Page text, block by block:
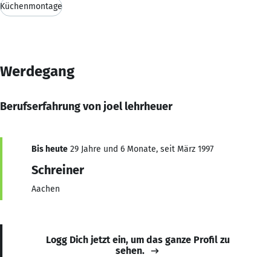
Küchenmontage
Werdegang
Berufserfahrung von joel lehrheuer
Bis heute 29 Jahre und 6 Monate, seit März 1997
Schreiner
Aachen
Logg Dich jetzt ein, um das ganze Profil zu
sehen.